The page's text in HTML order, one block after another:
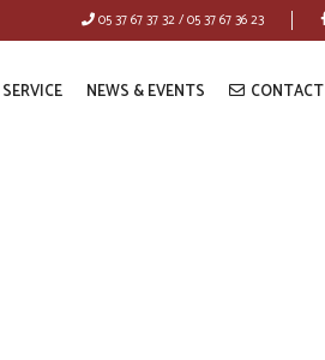
05 37 67 37 32 / 05 37 67 36 23
SERVICE NEWS & EVENTS CONTACT